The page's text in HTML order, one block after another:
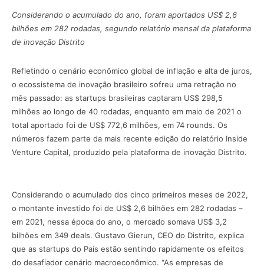
Considerando o acumulado do ano, foram aportados US$ 2,6
bilhões em 282 rodadas, segundo relatório mensal da plataforma
de inovação Distrito
Refletindo o cenário econômico global de inflação e alta de juros,
o ecossistema de inovação brasileiro sofreu uma retração no
mês passado: as startups brasileiras captaram US$ 298,5
milhões ao longo de 40 rodadas, enquanto em maio de 2021 o
total aportado foi de US$ 772,6 milhões, em 74 rounds. Os
números fazem parte da mais recente edição do relatório Inside
Venture Capital, produzido pela plataforma de inovação Distrito.
Considerando o acumulado dos cinco primeiros meses de 2022,
o montante investido foi de US$ 2,6 bilhões em 282 rodadas –
em 2021, nessa época do ano, o mercado somava US$ 3,2
bilhões em 349 deals. Gustavo Gierun, CEO do Distrito, explica
que as startups do País estão sentindo rapidamente os efeitos
do desafiador cenário macroeconômico. “As empresas de